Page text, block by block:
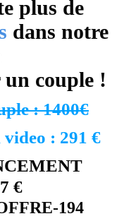
plus de
dans notre
couple !
: 1400€
: 291 €
€
194